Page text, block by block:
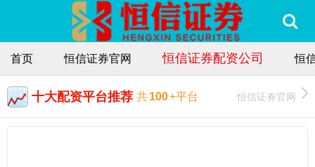
首页 恒信证券官网 恒信证券配资公司 恒
十大配资平台推荐 共100+平台 恒信证券官网